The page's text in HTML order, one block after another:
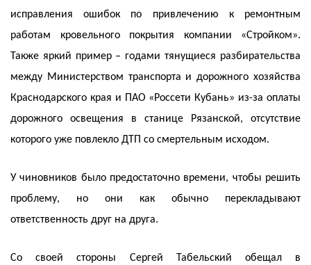
исправления ошибок по привлечению к ремонтным
работам кровельного покрытия компании «Стройком».
Также яркий пример – годами тянущиеся разбирательства
между Министерством транспорта и дорожного хозяйства
Краснодарского края и ПАО «Россети Кубань» из-за оплаты
дорожного освещения в станице Рязанской, отсутствие
которого уже повлекло ДТП со смертельным исходом.
У чиновников было предостаточно времени, чтобы решить
проблему, но они как обычно перекладывают
ответственность друг на друга.
Со своей стороны Сергей Табельский обещал в